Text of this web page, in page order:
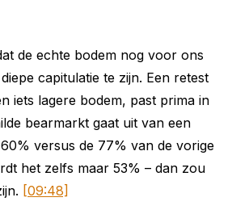
de echte bodem nog voor ons
capitulatie te zijn. Een retest
iets lagere bodem, past prima in
bearmarkt gaat uit van een
versus de 77% van de vorige
het zelfs maar 53% – dan zou
[09:48]